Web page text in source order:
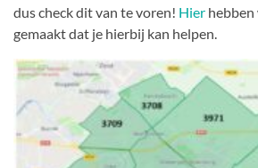
dus check dit van te voren! Hier hebben
gemaakt dat je hierbij kan helpen.